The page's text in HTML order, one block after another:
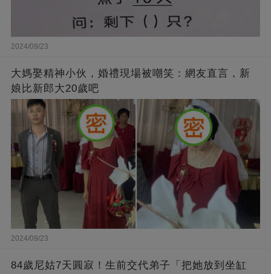
2024/09/23
大媽娶精神小伙，婚禮現場被嘲笑：網友直言，新
娘比新郎大20歲吧
2024/09/23
84歲尼姑7天圓寂！生前交代弟子「把她放到坐缸